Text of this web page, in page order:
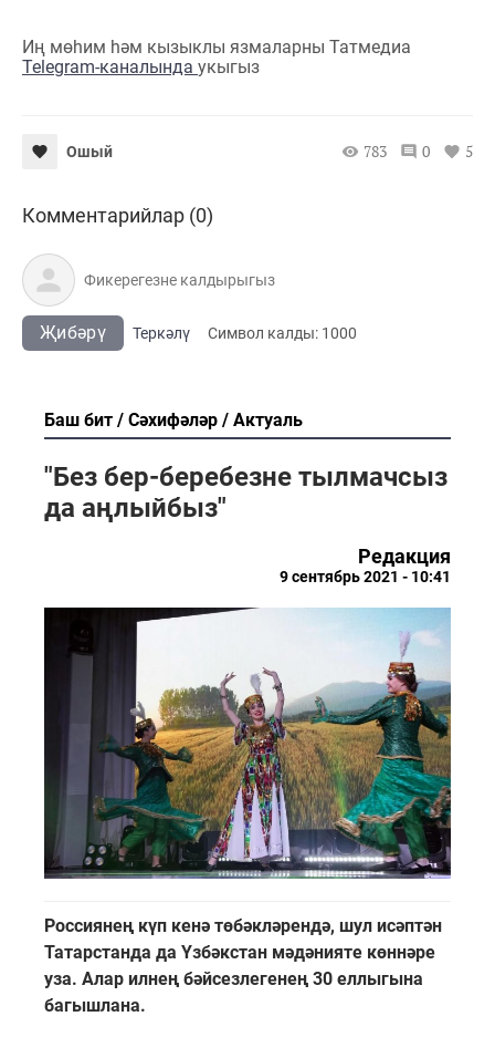
Иң мөһим һәм кызыклы язмаларны Татмедиа
Telegram-каналында укыгыз
Ошый 783 0 5
Комментарийлар (0)
Җибәрү Теркәлү Cимвол калды: 1000
Баш бит Сәхифәләр Актуаль
"Без бер-беребезне тылмачсыз
да аңлыйбыз"
Редакция
9 сентябрь 2021 - 10:41
Россиянең күп кенә төбәкләрендә, шул исәптән
Татарстанда да Үзбәкстан мәдәнияте көннәре
уза. Алар илнең бәйсезлегенең 30 еллыгына
багышлана.